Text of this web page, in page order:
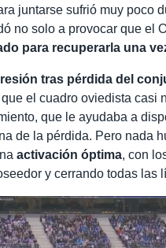
juntarse sufrió muy poco
no solo a provocar que el
para recuperarla una
tras pérdida del
que el cuadro oviedista casi
que le ayudaba a
de la pérdida. Pero nada
activación óptima, con
y cerrando todas las